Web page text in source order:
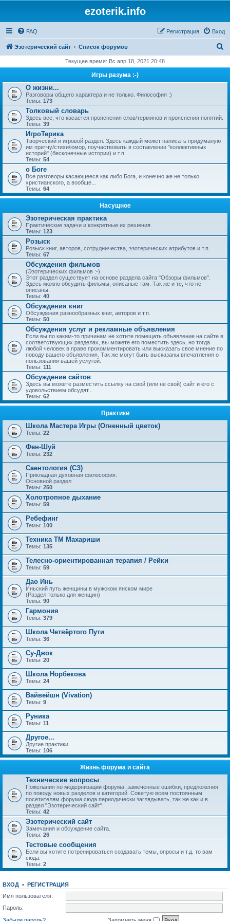
ezoterik.info
FAQ Вход
Регистрация
Эзотерический сайт Список форумов
с
Текущее время: Вс апр 18, 2021 20:48
Игры разума :-)
О жизни...
Разговоры общего характера и не только. Философия :)
Темы: 173
Толковый словарь
Здесь все, что касается прояснения слов/терминов и прояснения понятий.
Темы: 39
ИгроТерика
Творческий и игровой раздел. Здесь каждый может написать придуманую
им притчу/стихи/юмор, поучаствовать в составлении "коллективных
историй" (бесконечные истории) и т.п.
Темы: 54
о Боге
Все разговоры касающееся как либо Бога, и конечно же не только
христианского, а вообще...
Темы: 64
Насущное
Эзотерическая практика
Практические задачи и конкретные их решения.
Темы: 123
Розыск
Розыск книг, авторов, сотрудничества, эзотерических атрибутов и т.п.
Темы: 67
Обсуждения фильмов
(Эзотерических фильмов :-)
Этот раздел существует на основе раздела сайта "Обзоры фильмов".
Здесь можно обсудить фильмы, описаные там. Так же и те, что не
описаны.
Темы: 40
Обсуждения книг
Обсуждения разнообразных книг, авторов и т.п.
Темы: 50
Обсуждения услуг и рекламные объявления
Если вы по каким-то причинам не хотите помещать объявление на сайте в
соответствующих разделах, вы можете его поместить здесь, но тогда
любой человек в праве прокомментировать или высказать свое мнение по
поводу вашего объявления. Так же могут быть высказаны впечатления о
пользовании вашей услугой.
Темы: 111
Обсуждение сайтов
Здесь вы можете разместить ссылку на свой (или не свой) сайт и его с
удовольствием обсудят...
Темы: 62
Практики
Школа Мастера Игры (Огненный цветок)
Темы: 22
Фен-Шуй
Темы: 232
Саентология (СЗ)
Прикладная духовная философия.
Основной раздел.
Темы: 250
Холотропное дыхание
Темы: 59
Ребефинг
Темы: 100
Техника ТМ Махариши
Темы: 135
Телесно-ориентированная терапия / Рейки
Темы: 59
Дао Инь
Иньский путь женщины в мужском янском мире
(Раздел только для женщин)
Темы: 90
Гармония
Темы: 379
Школа Четвёртого Пути
Темы: 36
Су-Джок
Темы: 20
Школа Норбекова
Темы: 24
Вайвейшн (Vivation)
Темы: 9
Руника
Темы: 11
Другое...
Другие практики.
Темы: 106
Жизнь форума и сайта
Технические вопросы
Пожелания по модернизации форума, замеченные ошибки, предложения
по поводу новых разделов и категорий. Советую всем постоянным
посетителям форума сюда периодически заглядывать, так же как и в
раздел "Эзотерический сайт".
Темы: 42
Эзотерический сайт
Замечания и обсуждение сайта.
Темы: 26
Тестовые сообщения
Если вы хотите потренироваться создавать темы, опросы и т.д. то вам
сюда.
Темы: 2
ВХОД • РЕГИСТРАЦИЯ
Имя пользователя:
Пароль: